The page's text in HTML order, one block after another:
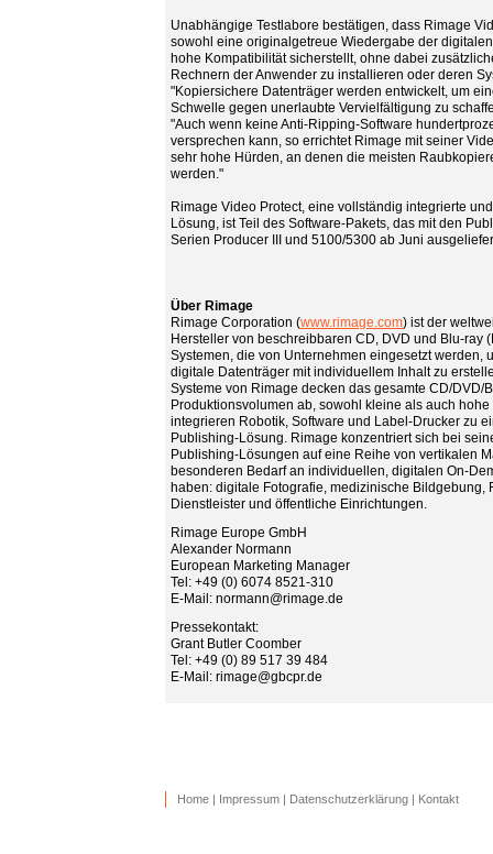
Unabhängige Testlabore bestätigen, dass Rimage
sowohl eine originalgetreue Wiedergabe der
hohe Kompatibilität sicherstellt, ohne dabei
Rechnern der Anwender zu installieren oder deren
"Kopiersichere Datenträger werden entwickelt, um
Schwelle gegen unerlaubte Vervielfältigung zu
"Auch wenn keine Anti-Ripping-Software
versprechen kann, so errichtet Rimage mit seiner
sehr hohe Hürden, an denen die meisten
werden."
Rimage Video Protect, eine vollständig integrierte
Lösung, ist Teil des Software-Pakets, das mit den
Serien Producer III und 5100/5300 ab Juni
Über Rimage
Rimage Corporation (www.rimage.com) ist der
Hersteller von beschreibbaren CD, DVD und Blu-ray
Systemen, die von Unternehmen eingesetzt werden,
digitale Datenträger mit individuellem Inhalt zu
Systeme von Rimage decken das gesamte CD/DVD/
Produktionsvolumen ab, sowohl kleine als auch
integrieren Robotik, Software und Label-Drucker zu
Publishing-Lösung. Rimage konzentriert sich bei
Publishing-Lösungen auf eine Reihe von vertikalen
besonderen Bedarf an individuellen, digitalen On-
haben: digitale Fotografie, medizinische Bildgebung,
Dienstleister und öffentliche Einrichtungen.
Rimage Europe GmbH
Alexander Normann
European Marketing Manager
Tel: +49 (0) 6074 8521-310
E-Mail: normann@rimage.de
Pressekontakt:
Grant Butler Coomber
Tel: +49 (0) 89 517 39 484
E-Mail: rimage@gbcpr.de
Home | Impressum | Datenschutzerklärung | Kontakt